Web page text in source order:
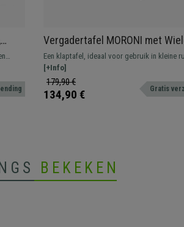
Vergadertafel MORONI met Wielen en
Opbergplanken, geschikt Voor
maximaal 6 personen, Zwart
Een klaptafel, ideaal voor gebruik in kleine
Voorzien van wielen en een handig
[+Info]
179,90 €
134,90 € Gratis
BEKEKEN